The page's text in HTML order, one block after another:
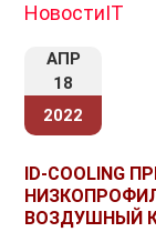
НовостиIT
АПР
18
2022
ID-COOLING
ВОЗДУШНЫЙ